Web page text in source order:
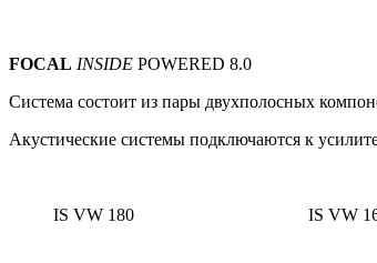
FOCAL INSIDE POWERED 8.0
Система состоит из пары двухполосных
Акустические системы подключаются к
IS VW 180 IS VW